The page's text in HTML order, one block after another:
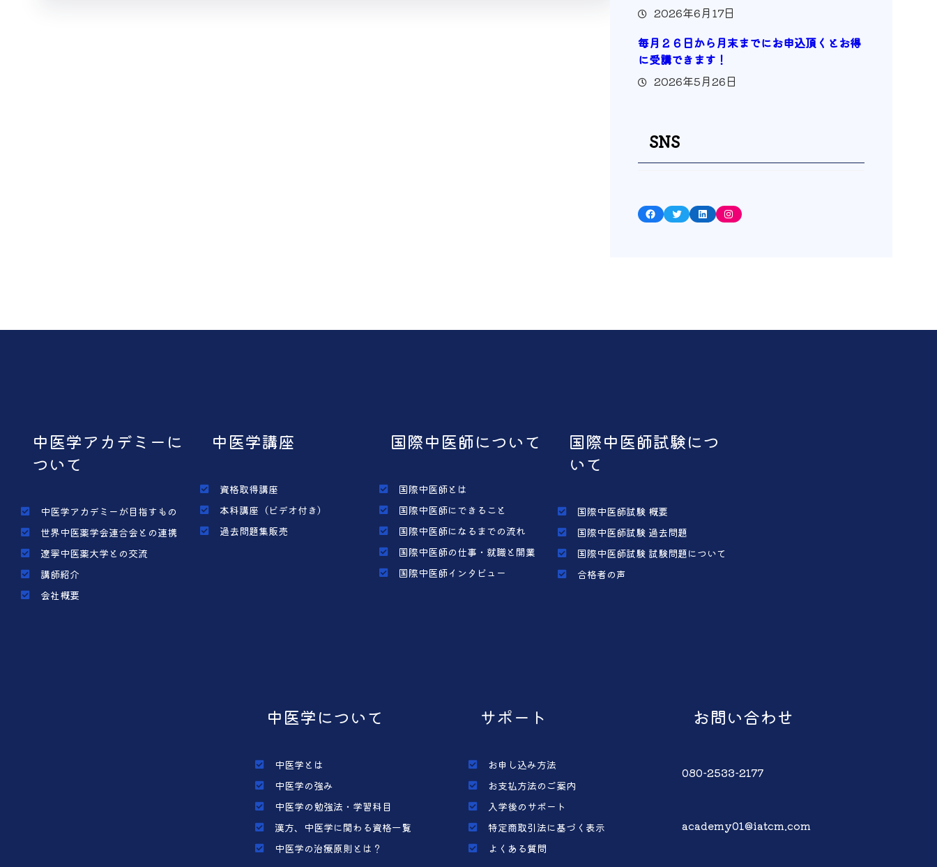
2026年6月17日
毎月２６日から月末までにお申込頂くとお得
に受講できます！
2026年5月26日
SNS
Facebook Twitter LinkedIn Instagram
中医学アカデミーに
ついて
中医学アカデミーが目指すもの
世界中医薬学会連合会との連携
遼寧中医薬大学との交流
講師紹介
会社概要
中医学講座
資格取得講座
本科講座（ビデオ付き）
過去問題集販売
国際中医師について
国際中医師とは
国際中医師にできること
国際中医師になるまでの流れ
国際中医師の仕事・就職と開業
国際中医師インタビュー
国際中医師試験につ
いて
国際中医師試験 概要
国際中医師試験 過去問題
国際中医師試験 試験問題について
合格者の声
中医学について
中医学とは
中医学の強み
中医学の勉強法・学習科目
漢方、中医学に関わる資格一覧
中医学の治療原則とは？
サポート
お申し込み方法
お支払方法のご案内
入学後のサポート
特定商取引法に基づく表示
よくある質問
お問い合わせ
080-2533-2177
academy01@iatcm.com